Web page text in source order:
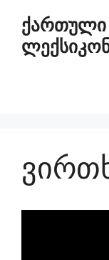
ქართული